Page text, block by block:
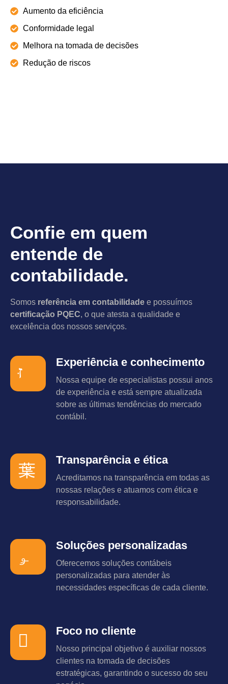
Aumento da eficiência
Conformidade legal
Melhora na tomada de decisões
Redução de riscos
Confie em quem
entende de
contabilidade.
Somos referência em contabilidade e possuímos
certificação PQEC, o que atesta a qualidade e
excelência dos nossos serviços.
Experiência e conhecimento
Nossa equipe de especialistas possui anos
de experiência e está sempre atualizada
sobre as últimas tendências do mercado
contábil.
Transparência e ética
Acreditamos na transparência em todas as
nossas relações e atuamos com ética e
responsabilidade.
Soluções personalizadas
Oferecemos soluções contábeis
personalizadas para atender às
necessidades específicas de cada cliente.
Foco no cliente
Nosso principal objetivo é auxiliar nossos
clientes na tomada de decisões
estratégicas, garantindo o sucesso do seu